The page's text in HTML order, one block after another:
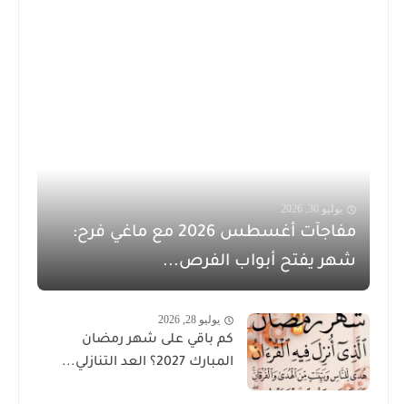
مفاجآت أغسطس 2026 مع ماغي فرح:
يفتح أبواب الفرص...
يوليو 28, 2026
كم باقي على شهر رمضان
المبارك 2027؟ العد التنازلي...